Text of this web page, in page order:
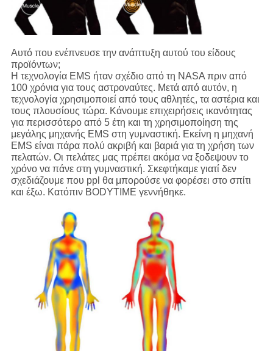
Αυτό που ενέπνευσε την ανάπτυξη αυτού του είδους
προϊόντων;
Η τεχνολογία EMS ήταν σχέδιο από τη NASA πριν από
100 χρόνια για τους αστροναύτες. Μετά από αυτόν, η
τεχνολογία χρησιμοποιεί από τους αθλητές, τα αστέρια και
τους πλουσίους τώρα. Κάνουμε επιχειρήσεις ικανότητας
για περισσότερο από 5 έτη και τη χρησιμοποίηση της
μεγάλης μηχανής EMS στη γυμναστική. Εκείνη η μηχανή
EMS είναι πάρα πολύ ακριβή και βαριά για τη χρήση των
πελατών. Οι πελάτες μας πρέπει ακόμα να ξοδεψουν το
χρόνο να πάνε στη γυμναστική. Σκεφτήκαμε γιατί δεν
σχεδιάζουμε που ppl θα μπορούσε να φορέσει στο σπίτι
και έξω. Κατόπιν BODYTIME γεννήθηκε.